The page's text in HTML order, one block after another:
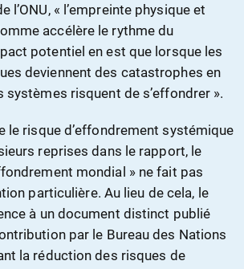
l’ONU, « l’empreinte physique et
accélère le rythme du
potentiel en est que lorsque les
deviennent des catastrophes en
systèmes risquent de s’effondrer ».
le risque d’effondrement systémique
reprises dans le rapport, le
mondial » ne fait pas
particulière. Au lieu de cela, le
à un document distinct publié
par le Bureau des Nations
la réduction des risques de